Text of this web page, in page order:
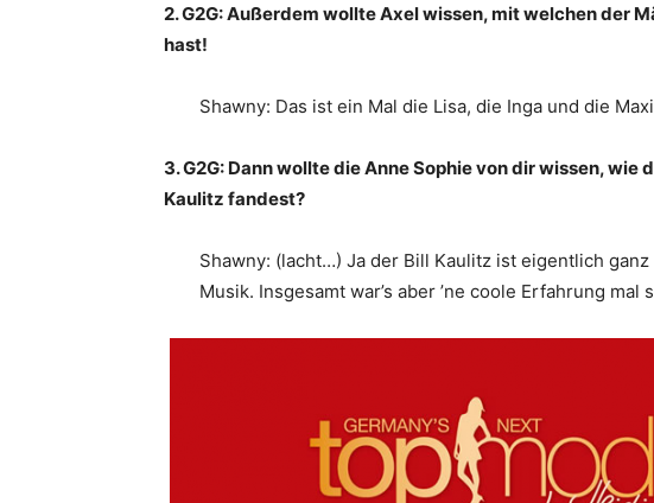
2. G2G: Außerdem wollte Axel wissen, mit welchen der
hast!
Shawny: Das ist ein Mal die Lisa, die Inga und die
3. G2G: Dann wollte die Anne Sophie von dir wissen,
Kaulitz fandest?
Shawny: (lacht…) Ja der Bill Kaulitz ist eigentlich
Musik. Insgesamt war’s aber ’ne coole Erfahrung